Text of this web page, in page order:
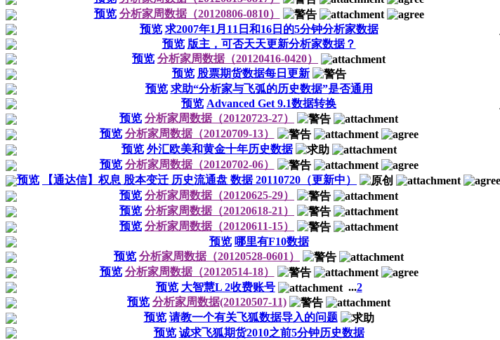
预览 分析家周数据（20120806-0810）
预览 求2007年1月11日和16日的5分钟分析家数据
预览 版主，可否天天更新分析家数据？
预览 分析家周数据（20120416-0420）
预览 股票期货数据每日更新
预览 求助“分析家与飞弧的历史数据”是否通用
预览 Advanced Get 9.1数据转换
预览 分析家周数据（20120723-27）
预览 分析家周数据（20120709-13）
预览 外汇欧美和黄金十年历史数据
预览 分析家周数据（20120702-06）
预览
【通达信】权息 股本变迁 历史流通盘 数据 20110720（更新中）
预览 分析家周数据（20120625-29）
预览 分析家周数据（20120618-21）
预览 分析家周数据（20120611-15）
预览 哪里有F10数据
预览 分析家周数据（20120528-0601）
预览 分析家周数据（20120514-18）
预览 大智慧L 2收费账号 ...2
预览 分析家周数据(20120507-11)
预览 请教一个有关飞狐数据导入的问题
预览 诚求飞狐期货2010之前5分钟历史数据